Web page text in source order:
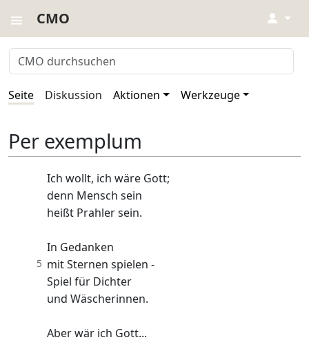
CMO ↓
Seite Diskussion Aktionen Werkzeuge
Per exemplum
Ich wollt, ich wäre Gott;
denn Mensch sein
heißt Prahler sein.
In Gedanken
5 mit Sternen spielen -
Spiel für Dichter
und Wäscherinnen.
Aber wär ich Gott...